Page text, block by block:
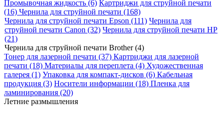
Промывочная жидкость (6) Картриджи для струйной печати
(16) Чернила для струйной печати (168)
Чернила для струйной печати Epson (111) Чернила для
струйной печати Canon (32) Чернила для струйной печати HP
(21)
Чернила для струйной печати Brother (4)
Тонер для лазерной печати (37) Картриджи для лазерной
печати (18) Материалы для переплета (4) Художественная
галерея (1) Упаковка для компакт-дисков (6) Кабельная
продукция (3) Носители информации (18) Пленка для
ламинирования (20)
Летние размышления